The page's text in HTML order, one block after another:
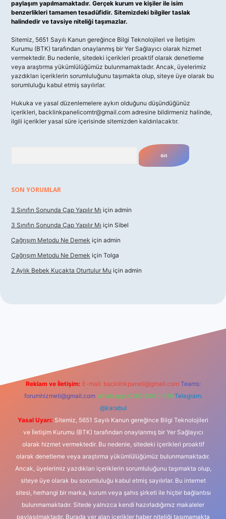
paylaşım yapılmamaktadır. Gerçek kurum ve kişiler ile isim
benzerlikleri tamamen tesadüfidir. Sitemizdeki bilgiler taslak
halindedir ve tavsiye niteliği taşımazlar.
Sitemiz, 5651 Sayılı Kanun gereğince Bilgi Teknolojileri ve İletişim
Kurumu (BTK) tarafından onaylanmış bir Yer Sağlayıcı olarak hizmet
vermektedir. Bu nedenle, sitedeki içerikleri proaktif olarak denetleme
veya araştırma yükümlülüğümüz bulunmamaktadır. Ancak, üyelerimiz
yazdıkları içeriklerin sorumluluğunu taşımakta olup, siteye üye olarak bu
sorumluluğu kabul etmiş sayılırlar.
Hukuka ve yasal düzenlemelere aykırı olduğunu düşündüğünüz
içerikleri, backlinkpanelicomtr@gmail.com adresine bildirmeniz halinde,
ilgili içerikler yasal süre içerisinde sitemizden kaldırılacaktır.
SON YORUMLAR
3 Sınıfın Sonunda Çap Yapılır Mı için admin
3 Sınıfın Sonunda Çap Yapılır Mı için Sibel
Çağrışım Metodu Ne Demek için admin
Çağrışım Metodu Ne Demek için Tolga
2 Aylık Bebek Kucakta Oturtulur Mu için admin
Reklam ve İletişim: E-mail: backlinkpaneli@gmail.com Teams:
forumhizmeti@gmail.com Whatsapp: 0262 606 0 726 Telegram:
@karabul
Yasal Uyarı: Sitemiz, 5651 Sayılı Kanun gereğince Bilgi Teknolojileri
ve İletişim Kurumu (BTK) tarafından onaylanmış bir Yer Sağlayıcı
olarak hizmet vermektedir. Bu nedenle, sitedeki içerikleri proaktif
olarak denetleme veya araştırma yükümlülüğümüz bulunmamaktadır.
Ancak, üyelerimiz yazdıkları içeriklerin sorumluluğunu taşımakta olup,
siteye üye olarak bu sorumluluğu kabul etmiş sayılırlar. Bu internet
sitesi, herhangi bir marka, kurum veya şahıs şirketi ile hiçbir bağlantısı
bulunmamaktadır. Sitede yalnızca kendi hazırladığımız makaleler
paylaşılmaktadır. Burada yer alan içerikler haber niteliği taşımamakta